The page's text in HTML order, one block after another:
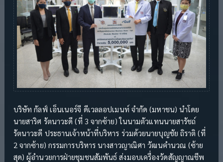
บริษัท กัลฟ์ เอ็นเนอร์จี ดีเวลลอปเมนท์ จำกัด (มหาชน) นำโดย
นายสาริศ รัตนาวะดี (ที่ 3 จากซ้าย) ในนามตัวแทนนายสารัชถ์
รัตนาวะดี ประธานเจ้าหน้าที่บริหาร ร่วมด้วยนายบุญชัย ถิราติ (ที่
2 จากซ้าย) กรรมการบริหาร นางสาวญาณิศา วัฒนคำนวณ (ซ้าย
สุด) ผู้อำนวยการฝ่ายชุมชนสัมพันธ์ ส่งมอบเครื่องวัดสัญญาณชีพ